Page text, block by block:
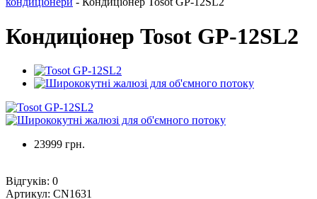
Кондиціонер Tosot GP-12SL2
23999 грн.
Відгуків: 0
Артикул: CN1631